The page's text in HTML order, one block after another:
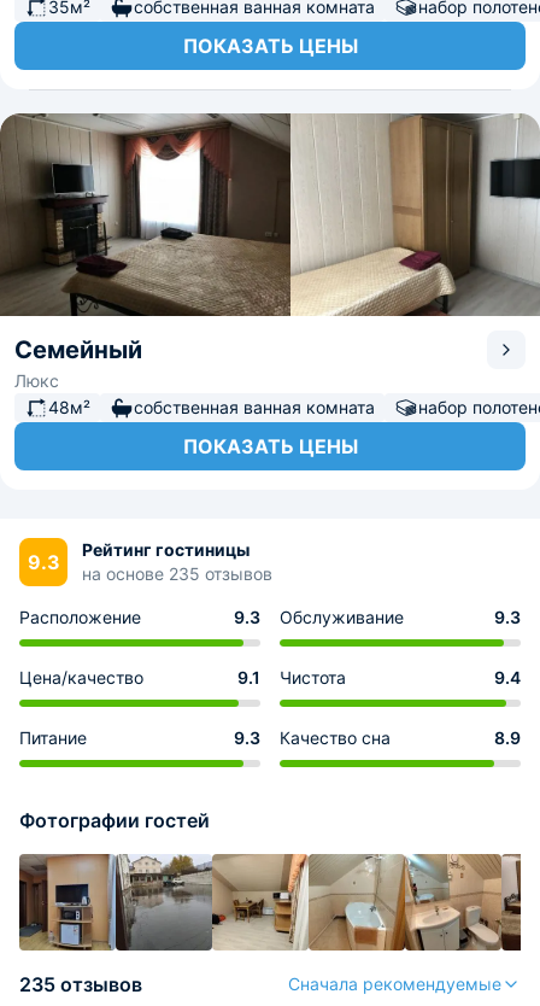
35м² собственная ванная комната набор
ПОКАЗАТЬ ЦЕНЫ
Семейный
Люкс
48м²
собственная ванная комната набор
ПОКАЗАТЬ ЦЕНЫ
9.3
Рейтинг гостиницы
на основе 235 отзывов
Расположение 9.3 Обслуживание 9.3
Цена/качество 9.1 Чистота 9.4
Питание 9.3 Качество сна 8.9
Фотографии гостей
235 отзывов Сначала рекомендуемые